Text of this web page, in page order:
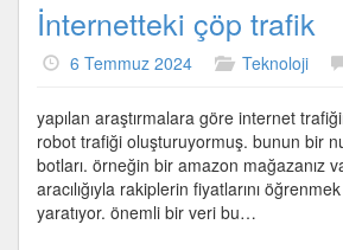
İnternetteki çöp trafik
6 Temmuz 2024 Teknoloji
yapılan araştırmalara göre internet
robot trafiği oluşturuyormuş. bunun bir
botları. örneğin bir amazon mağazanız
aracılığıyla rakiplerin fiyatlarını
yaratıyor. önemli bir veri bu…